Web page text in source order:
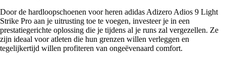
Door de hardloopschoenen voor heren adidas Adizero Adios 9 Light
Strike Pro aan je uitrusting toe te voegen, investeer je in een
prestatiegerichte oplossing die je tijdens al je runs zal vergezellen. Ze
zijn ideaal voor atleten die hun grenzen willen verleggen en
tegelijkertijd willen profiteren van ongeëvenaard comfort.